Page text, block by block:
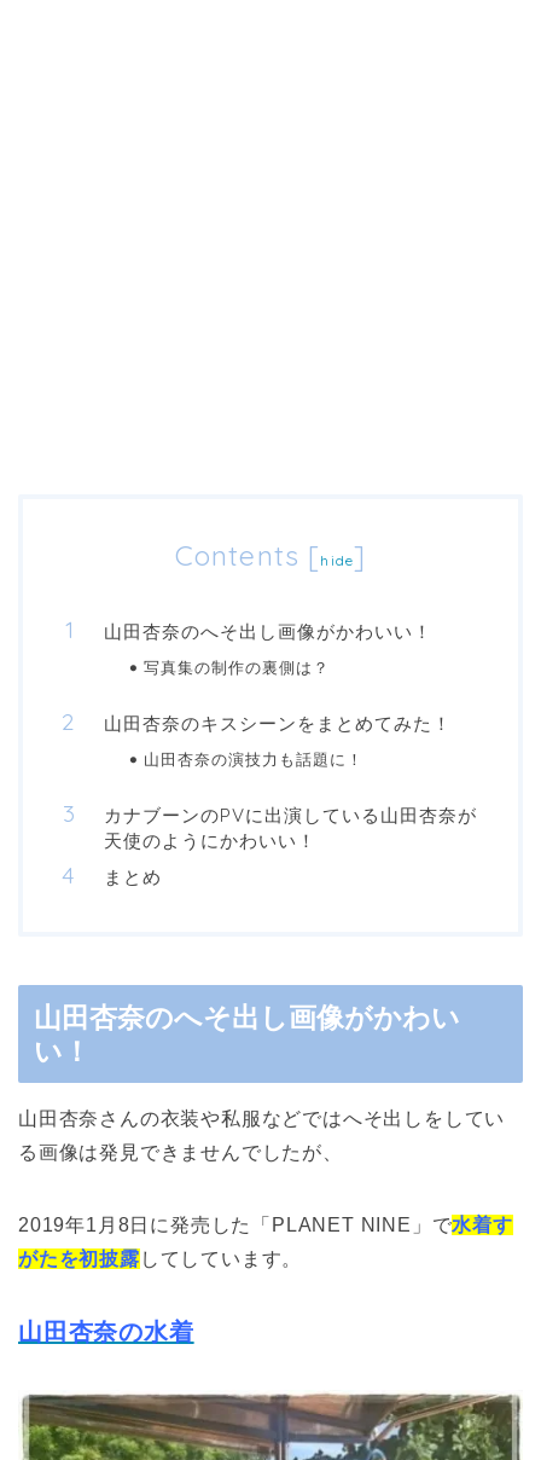
Contents [ hide]
山田杏奈のへそ出し画像がかわいい！
写真集の制作の裏側は？
山田杏奈のキスシーンをまとめてみた！
山田杏奈の演技力も話題に！
カナブーンのPVに出演している山田杏奈が
天使のようにかわいい！
まとめ
山田杏奈のへそ出し画像がかわい
い！
山田杏奈さんの衣装や私服などではへそ出しをしてい
る画像は発見できませんでしたが、
2019年1月8日に発売した「PLANET NINE」で水着す
がたを初披露 してしています。
山田杏奈の水着